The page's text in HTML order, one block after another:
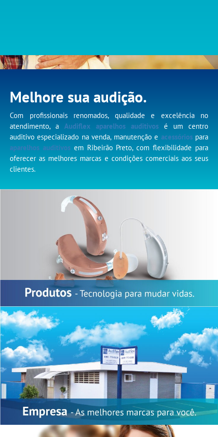
Melhore sua audição.
Com profissionais renomados, qualidade e excelência no
atendimento, a Audiflex aparelhos auditivos é um centro
auditivo especializado na venda, manutenção e acessóriospara
aparelhos auditivosem Ribeirão Preto, com flexibilidade para
oferecer as melhores marcas e condições comerciais aos seus
clientes.